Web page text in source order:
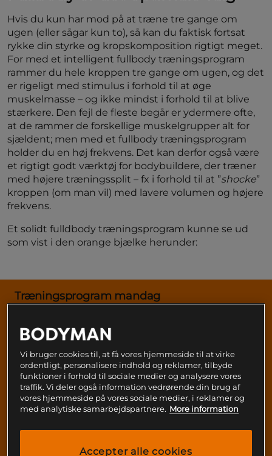
Hvis du kun har mod på at træne tre gange om
ugen (eller sågar kun to), så kan du faktisk fortsat
rykke din styrke og kropskomposition rigtigt meget.
For med et intelligent fullbody træningsprogram
rammer du hele kroppen tre gange om ugen, og det
er rigeligt med stimulus i forhold til at øge
muskelmasse – og ikke mindst i forhold til at blive
stærkere. Den fejl de fleste begår er ydermere ofte,
at de rammer de forskellige muskelgrupper alt for
sjældent; men med et fullbody træningsprogram
holder du en høj frekvens. Det kan derfor også være
et rigtigt godt værktøj for bodybuildere, der træner
med højere træningssplit – fx i forhold til at ”shocke”
kroppen (om man vil) med lavere volumen og højere
frekvens.
Et solidt fulldbody træningsprogram kunne se ud
som vist i den orange bjælke herunder:
Træningsprogram mandag
Bænkpres
Rumænsk dødløft
BB Row
+ arme og mave
Træningsprogram onsdag
Front squat
Dødløft
Vi bruger cookies til, at få vores hjemmeside til at virke
ordentligt, personalisere indhold og reklamer, tilbyde
funktioner i forhold til sociale medier og analysere vores
traffik. Vi deler også information vedrørende din brug af
vores hjemmeside på vores sociale medier, i reklamer og
med analytiske samarbejdspartnere. More information
Accepter alle cookies